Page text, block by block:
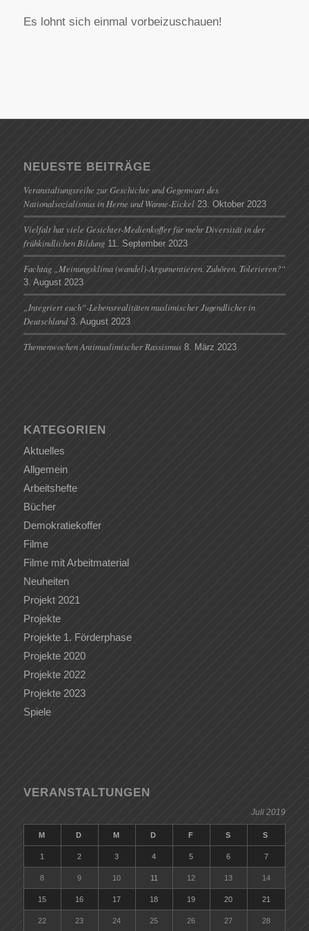
Es lohnt sich einmal vorbeizuschauen!
NEUESTE BEITRÄGE
Veranstaltungsreihe zur Geschichte und Gegenwart des
Nationalsozialismus in Herne und Wanne-Eickel 23. Oktober 2023
Vielfalt hat viele Gesichter-Medienkoffer für mehr Diversität in der
frühkindlichen Bildung 11. September 2023
Fachtag „Meinungsklima (wandel)-Argumentieren. Zuhören. Tolerieren?“
3. August 2023
„Integriert euch“-Lebensrealitäten muslimischer Jugendlicher in
Deutschland 3. August 2023
Themenwochen Antimuslimischer Rassismus 8. März 2023
KATEGORIEN
Aktuelles
Allgemein
Arbeitshefte
Bücher
Demokratiekoffer
Filme
Filme mit Arbeitmaterial
Neuheiten
Projekt 2021
Projekte
Projekte 1. Förderphase
Projekte 2020
Projekte 2022
Projekte 2023
Spiele
VERANSTALTUNGEN
Juli 2019
M D M D F S S
1 2 3 4 5 6 7
8 9 10 11 12 13 14
15 16 17 18 19 20 21
22 23 24 25 26 27 28